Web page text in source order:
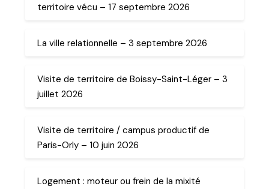
territoire vécu – 17 septembre 2026
La ville relationnelle – 3 septembre 2026
Visite de territoire de Boissy-Saint-Léger – 3
juillet 2026
Visite de territoire / campus productif de
Paris-Orly – 10 juin 2026
Logement : moteur ou frein de la mixité